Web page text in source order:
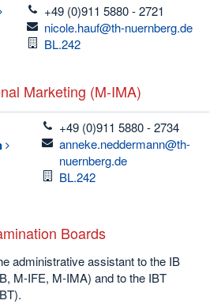
telefon
+49 (0)911 5880 - 2721
email
nicole.hauf@th-nuernberg.de
Raum
BL.242
Marketing (M-IMA)
telefon
+49 (0)911 5880 - 2734
email
anneke.neddermann@th-
nuernberg.de
Raum
BL.242
Boards
administrative assistant to the IB
M-IFE, M-IMA) and to the IBT